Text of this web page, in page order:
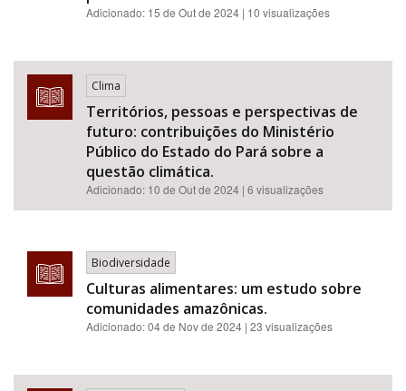
Adicionado: 15 de Out de 2024 | 10 visualizações
Clima
Territórios, pessoas e perspectivas de
futuro: contribuições do Ministério
Público do Estado do Pará sobre a
questão climática.
Adicionado: 10 de Out de 2024 | 6 visualizações
Biodiversidade
Culturas alimentares: um estudo sobre
comunidades amazônicas.
Adicionado:04 de Nov de 2024 | 23 visualizações